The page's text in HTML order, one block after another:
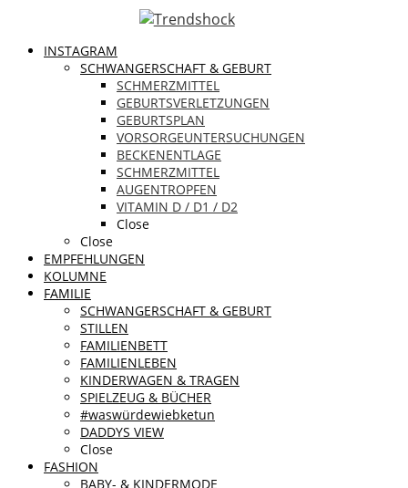
INSTAGRAM
SCHWANGERSCHAFT & GEBURT
SCHMERZMITTEL
GEBURTSVERLETZUNGEN
GEBURTSPLAN
VORSORGEUNTERSUCHUNGEN
BECKENENTLAGE
SCHMERZMITTEL
AUGENTROPFEN
VITAMIN D / D1 / D2
Close
Close
EMPFEHLUNGEN
KOLUMNE
FAMILIE
SCHWANGERSCHAFT & GEBURT
STILLEN
FAMILIENBETT
FAMILIENLEBEN
KINDERWAGEN & TRAGEN
SPIELZEUG & BÜCHER
#waswürdewiebketun
DADDYS VIEW
Close
FASHION
BABY- & KINDERMODE